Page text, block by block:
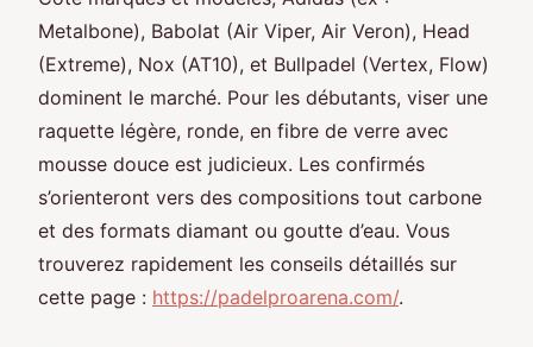
Metalbone), Babolat (Air Viper, Air Veron), Head
(Extreme), Nox (AT10), et Bullpadel (Vertex, Flow)
dominent le marché. Pour les débutants, viser une
raquette légère, ronde, en fibre de verre avec
mousse douce est judicieux. Les confirmés
s’orienteront vers des compositions tout carbone
et des formats diamant ou goutte d’eau. Vous
trouverez rapidement les conseils détaillés sur
cette page : https://padelproarena.com/.